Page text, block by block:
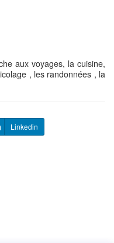
aux voyages, la cuisine,
, les randonnées , la
Linkedin